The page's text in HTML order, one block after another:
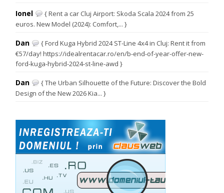
Ionel
{ Rent a car Cluj Airport: Skoda Scala 2024 from 25
euros. New Model (2024): Comfort,... }
Dan
{ Ford Kuga Hybrid 2024 ST-Line 4x4 in Cluj: Rent it from
€57/day! https://idealrentacar.ro/en/b-end-of-year-offer-new-
ford-kuga-hybrid-2024-st-line-awd }
Dan
{ The Urban Silhouette of the Future: Discover the Bold
Design of the New 2026 Kia... }